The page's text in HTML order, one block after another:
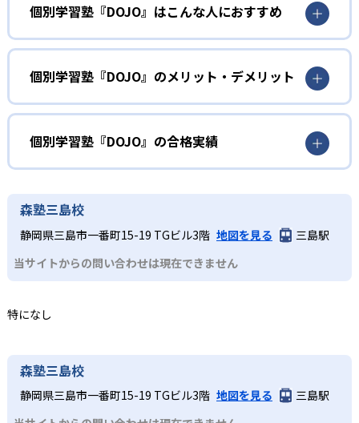
AIを搭載したタブレットが、事前の学習診断テストで「ど
こでつまずいているのか」を把握。苦手な単元を自動で判
定して重点的に出題するため、無駄なく着実に基礎力を固
められる。算数の計算、国語の漢字・語彙、英語の英単語
2 専任講師のサポート
教室では専任講師が一人ひとりの学習状況をモニタリング
し、画面上の学習結果を踏まえてリアルタイムでアドバイ
なタイミングで声かけや解説が受けられるため、集中力を
タブレットによる自動採点・問題出題を活用することで、
月謝を実現。
個別学習塾『DOJO』はこんな人におすすめ
小学生
英算国の基礎固めをしたい人
算数の計算や国語の漢字・語彙、英語の英単語学習によっ
て基礎を固める。AIタブレットで「わからない」を早期に
発見し、少しずつ自信をつけながら進めることが可能だ。
苦手を克服したい人
苦手単元の克服が急務となる人に向いている。AIが自動で
苦手分野を洗い出して繰り返し学習できるほか、教室での
説する。
個別学習塾『DOJO』のメリット・デメリット
どんなメリットがある?
AIタブレットによる自動出題・採点で、基礎の「わからな
い」を即座に検出して重点学習できるため、無駄のない効
率学習が可能である。また、専任講師が個別にフォローす
ることで自学力が未熟な児童でも集中力を維持しやすい。
対応科目は算数・国語・英語の基礎3科目に限られるため、
理科・社会や高度な応用学習には別途対策が必要である。
また、自宅でのタブレット学習には一定の自律性が求めら
ない。教室ごとの時間割・料金は異なるため、詳細は各教
個別学習塾『DOJO』の合格実績
個別学習塾『DOJO』は合格実績を公式サイトで公開してい
森塾三島校
静岡県三島市一番町15-19 TGビル3階 地図を見る
三島駅
当サイトからの問い合わせは現在できません
特になし
森塾三島校
静岡県三島市一番町15-19 TGビル3階 地図を見る
三島駅